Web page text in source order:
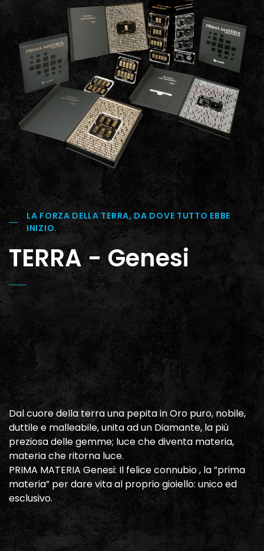
LA FORZA DELLA TERRA, DA DOVE TUTTO EBBE
INIZIO.
TERRA - Genesi
Dal cuore della terra una pepita in Oro puro, nobile,
duttile e malleabile, unita ad un Diamante, la più
preziosa delle gemme; luce che diventa materia,
materia che ritorna luce.
PRIMA MATERIA Genesi: Il felice connubio , la ”prima
materia” per dare vita al proprio gioiello: unico ed
esclusivo.